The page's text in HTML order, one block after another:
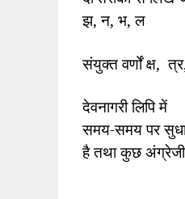
झ,न, भ,ल
संयुक्त वर्णों क्ष, त्र
देवनागरी लिपि में
समय-समय पर
है तथा कुछ अंग्रेजी